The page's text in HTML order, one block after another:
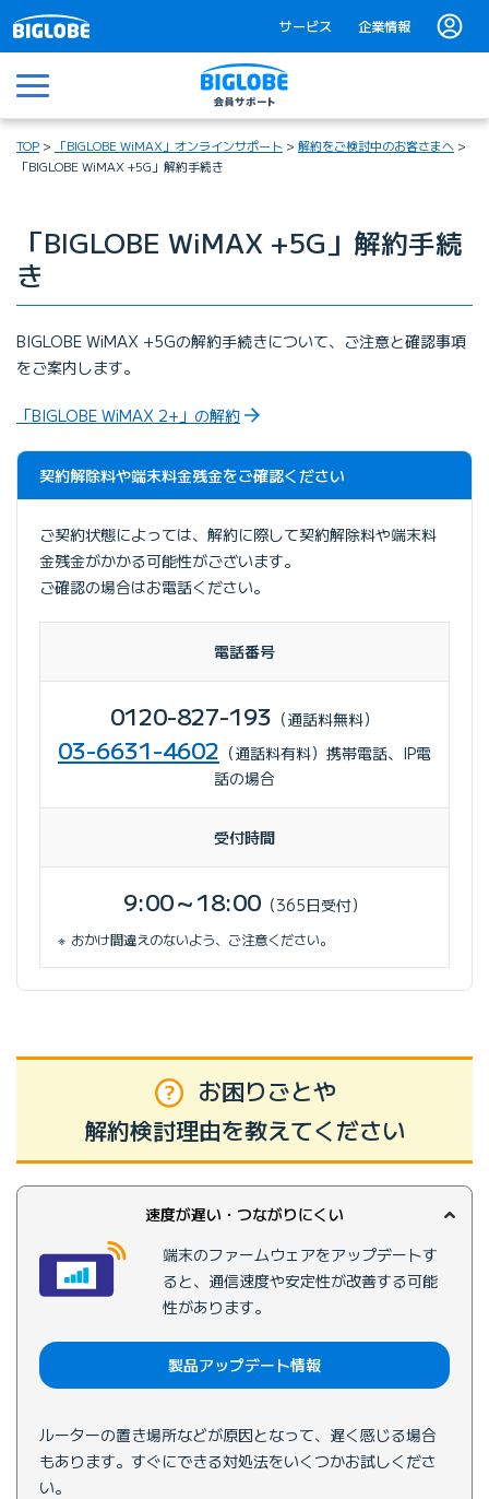
サービス 企業情報
メニュー
TOP 「BIGLOBE WiMAX」オンラインサポート
解約をご検討中のお客さまへ
「BIGLOBE WiMAX +5G」解約手続き
「BIGLOBE WiMAX +5G」解約手続
き
BIGLOBE WiMAX +5Gの解約手続きについて、ご注意と確認事項
をご案内します。
「BIGLOBE WiMAX 2+」の解約
契約解除料や端末料金残金をご確認ください
ご契約状態によっては、解約に際して契約解除料や端末料
金残金がかかる可能性がございます。
ご確認の場合はお電話ください。
電話番号
0120-827-193 （通話料無料）
03-6631-4602 （通話料有料）携帯電話、IP電
話の場合
受付時間
9:00～18:00（365日受付）
おかけ間違えのないよう、ご注意ください。
お困りごとや
解約検討理由を教えてください
速度が遅い・つながりにくい
端末のファームウェアをアップデートす
ると、通信速度や安定性が改善する可能
性があります。
製品アップデート情報
ルーターの置き場所などが原因となって、遅く感じる場合
もあります。すぐにできる対処法をいくつかお試しくださ
い。